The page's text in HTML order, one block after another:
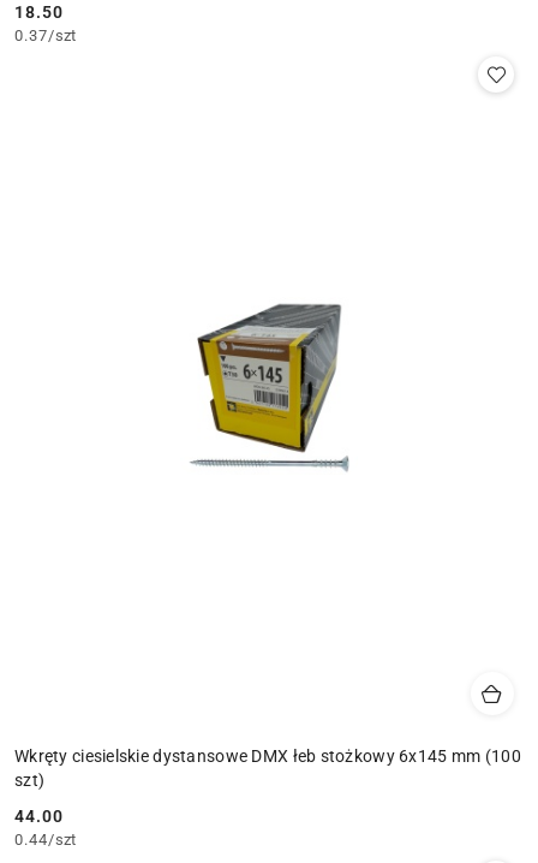
Cena:
18.50
0.37/szt
Wkręty ciesielskie dystansowe DMX łeb stożkowy 6x145 mm (100
szt)
Cena:
44.00
0.44/szt